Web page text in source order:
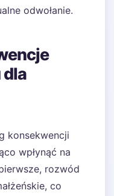
odwołanie.
dla
konsekwencji
wpłynąć na
rozwód
co